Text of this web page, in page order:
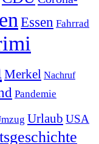
Essen Fahrrad
Merkel Nachruf
Pandemie
Urlaub USA